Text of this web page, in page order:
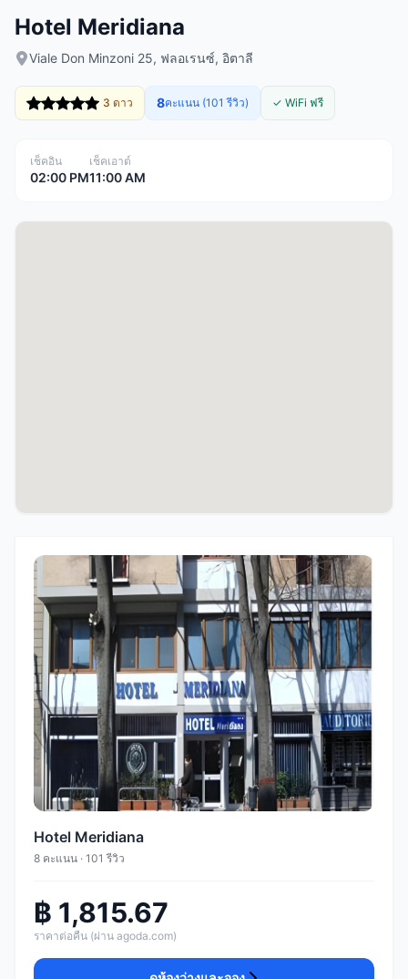
Hotel Meridiana
Viale Don Minzoni 25, ฟลอเรนซ์, อิตาลี
3 ดาว 8คะแนน (101 รีวิว) ✓ WiFi ฟรี
เช็คอิน
02:00 PM
เช็คเอาต์
11:00 AM
Hotel Meridiana
8 คะแนน · 101 รีวิว
฿ 1,815.67
ราคาต่อคืน (ผ่าน agoda.com)